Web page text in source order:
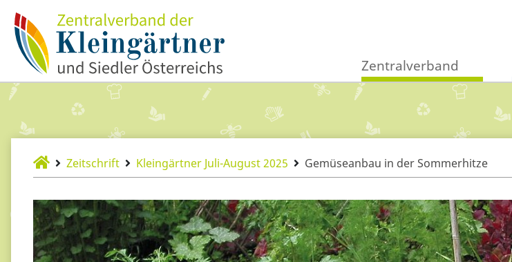
Zentralverband
Zeitschrift Kleingärtner Juli-August 2025 Gemüseanbau in der Sommerhitze